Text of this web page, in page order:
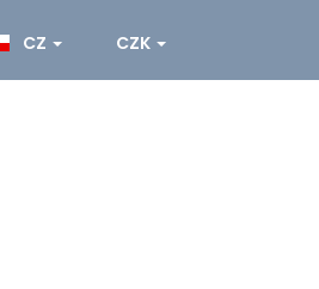
CZ CZK